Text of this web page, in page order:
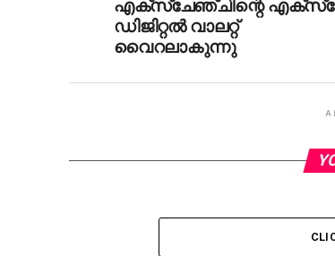
ഡിജിറ്റല്‍ വാലറ്റ്
വൈറലാകുന്നു